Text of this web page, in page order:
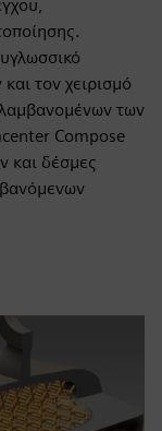
τον χειρισμό
των
Compose
και δέσμες